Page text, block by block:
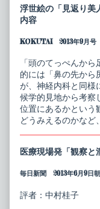
先
か
ら
尾
で
神
経
内
科
医
の
生
published
posts
by
of
の
先
か
ら
尻
尾
ま
で
内
の
物
浮世絵の「見返り美
内容
KOKUTAI 2013年9月
「頭のてっぺんか
的には「鼻の先から
が、神経内科と同様
候学的見地から考察
位置にあるかという
どうみえるのかなど
医療現場発「観察と
毎日新聞 2013年6月9日
評者：中村桂子